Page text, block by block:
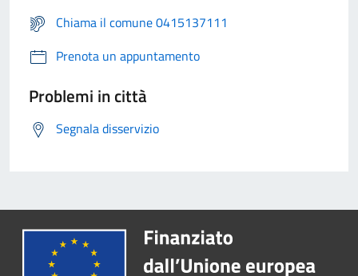
Chiama il comune 0415137111
Prenota un appuntamento
Problemi in città
Segnala disservizio